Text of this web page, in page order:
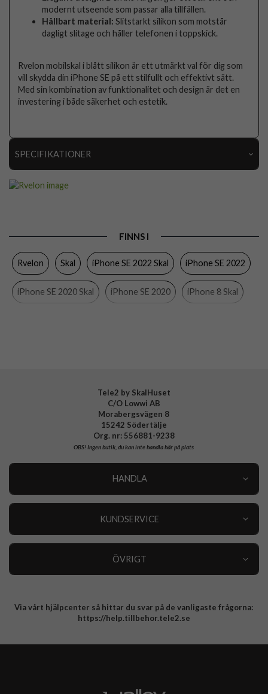
modernt utseende som passar alla tillfällen.
Hållbart material: Slitstarkt silikon som motstår
dagligt slitage och håller telefonen i toppskick.
Rvelon mobilskal i blått silikon är ett utmärkt val för dig som
vill skydda din iPhone SE på ett stilfullt och effektivt sätt.
Med sin kombination av funktionalitet och design är det en
investering i både säkerhet och estetik.
SPECIFIKATIONER
Egenskaper Greppvänlig
Färg Blå
Material Silikon
FINNS I
Rvelon Skal iPhone SE 2022 Skal iPhone SE 2022
iPhone SE 2020 Skal iPhone SE 2020 iPhone 8 Skal
Tele2 by SkalHuset
C/O Lowwi AB
Morabergsvägen 8
15242 Södertälje
Org. nr: 556881-9238
OBS!Ingen butik, du kan inte handla här på plats
HANDLA
KUNDSERVICE
ÖVRIGT
Integritetspolicy
Via vårt hjälpcenter så hittar du svar på de vanligaste frågorna:
https://help.tillbehor.tele2.se